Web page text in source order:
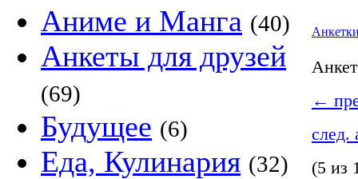
Аниме и Манга (40)
Анкеты для друзей
(69)
Будущее (6)
Еда, Кулинария (32)
←
след.
(5 из